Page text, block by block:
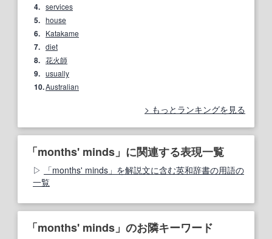
4. services
5. house
6. Katakame
7. diet
8. 花火師
9. usually
10.Australian
もっとランキングを見る
「months' minds」に関連する表現一覧
「months' minds」を解説文に含む英和辞書の用語の
一覧
「months' minds」のお隣キーワード